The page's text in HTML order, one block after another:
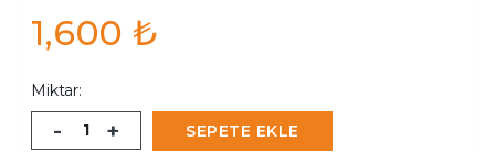
1,600 ₺
Miktar:
- + SEPETE EKLE